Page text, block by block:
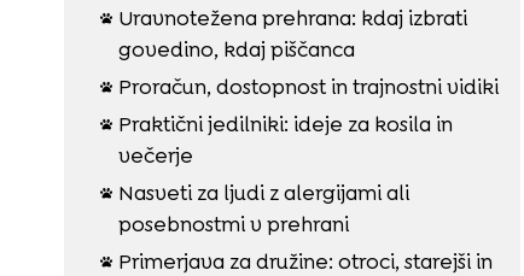

Uravnotežena prehrana: kdaj izbrati
govedino, kdaj piščanca
 Proračun, dostopnost in trajnostni vidiki

Praktični jedilniki: ideje za kosila in
večerje

Nasveti za ljudi z alergijami ali
posebnostmi v prehrani

Primerjava za družine: otroci, starejši in